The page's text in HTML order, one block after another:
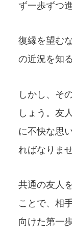
ず一歩ずつ
復縁を望む
の近況を知
しかし、そ
しょう。友
に不快な思
ればなりませ
共通の友人
ことで、相
向けた第一